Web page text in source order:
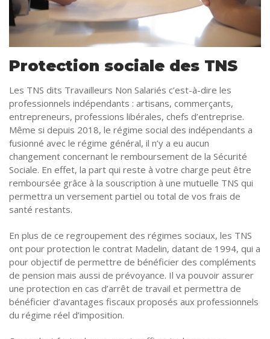
Protection sociale des TNS
Les TNS dits Travailleurs Non Salariés c’est-à-dire les
professionnels indépendants : artisans, commerçants,
entrepreneurs, professions libérales, chefs d’entreprise.
Même si depuis 2018, le régime social des indépendants a
fusionné avec le régime général, il n’y a eu aucun
changement concernant le remboursement de la Sécurité
Sociale. En effet, la part qui reste à votre charge peut être
remboursée grâce à la souscription à une mutuelle TNS qui
permettra un versement partiel ou total de vos frais de
santé restants.
En plus de ce regroupement des régimes sociaux, les TNS
ont pour protection le contrat Madelin, datant de 1994, qui a
pour objectif de permettre de bénéficier des compléments
de pension mais aussi de prévoyance. Il va pouvoir assurer
une protection en cas d’arrêt de travail et permettra de
bénéficier d’avantages fiscaux proposés aux professionnels
du régime réel d’imposition.